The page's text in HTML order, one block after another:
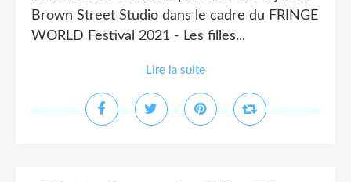
Brown Street Studio dans le cadre du FRINGE
WORLD Festival 2021 - Les filles...
Lire la suite